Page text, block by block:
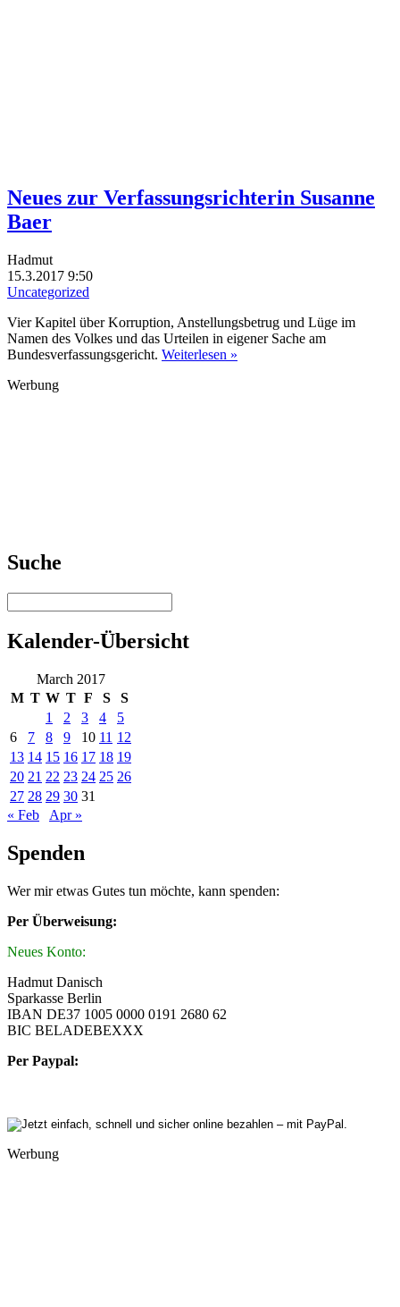
Neues zur Verfassungsrichterin Susanne
Baer
Hadmut
15.3.2017 9:50
Uncategorized
Vier Kapitel über Korruption, Anstellungsbetrug und Lüge im
Namen des Volkes und das Urteilen in eigener Sache am
Bundesverfassungsgericht. Weiterlesen »
Werbung
Suche
Kalender-Übersicht
March 2017
M T W T F S
S
1
2 3 4
5
6
7 8 9 10 11 12
13 14 15 16 17 18 19
20 21 22 23 24 25 26
27 28 29 30 31
« Feb
Apr »
Spenden
Wer mir etwas Gutes tun möchte, kann spenden:
Per Überweisung:
Neues Konto:
Hadmut Danisch
Sparkasse Berlin
IBAN DE37 1005 0000 0191 2680 62
BIC BELADEBEXXX
Per Paypal:
Werbung